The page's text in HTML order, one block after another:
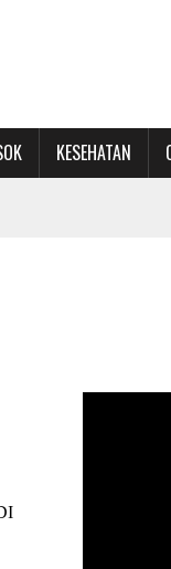
KESEHATAN